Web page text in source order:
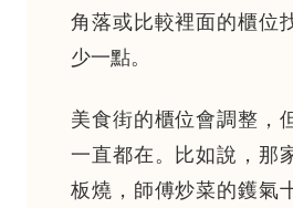
角落或比較裡面的櫃位
少一點。
美食街的櫃位會調整，
一直都在。比如說，那
板燒，師傅炒菜的鑊氣